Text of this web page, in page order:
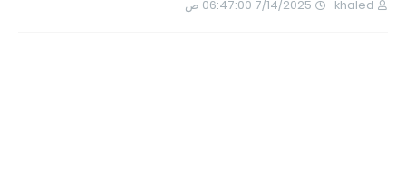
khaled 7/14/2025 06:47:00 ص